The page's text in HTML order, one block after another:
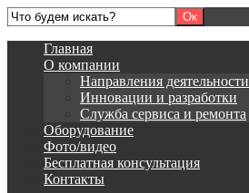
Главная
О компании
Направления деятельности
Инновации и разработки
Служба сервиса и ремонта
Оборудование
Фото/видео
Бесплатная консультация
Контакты